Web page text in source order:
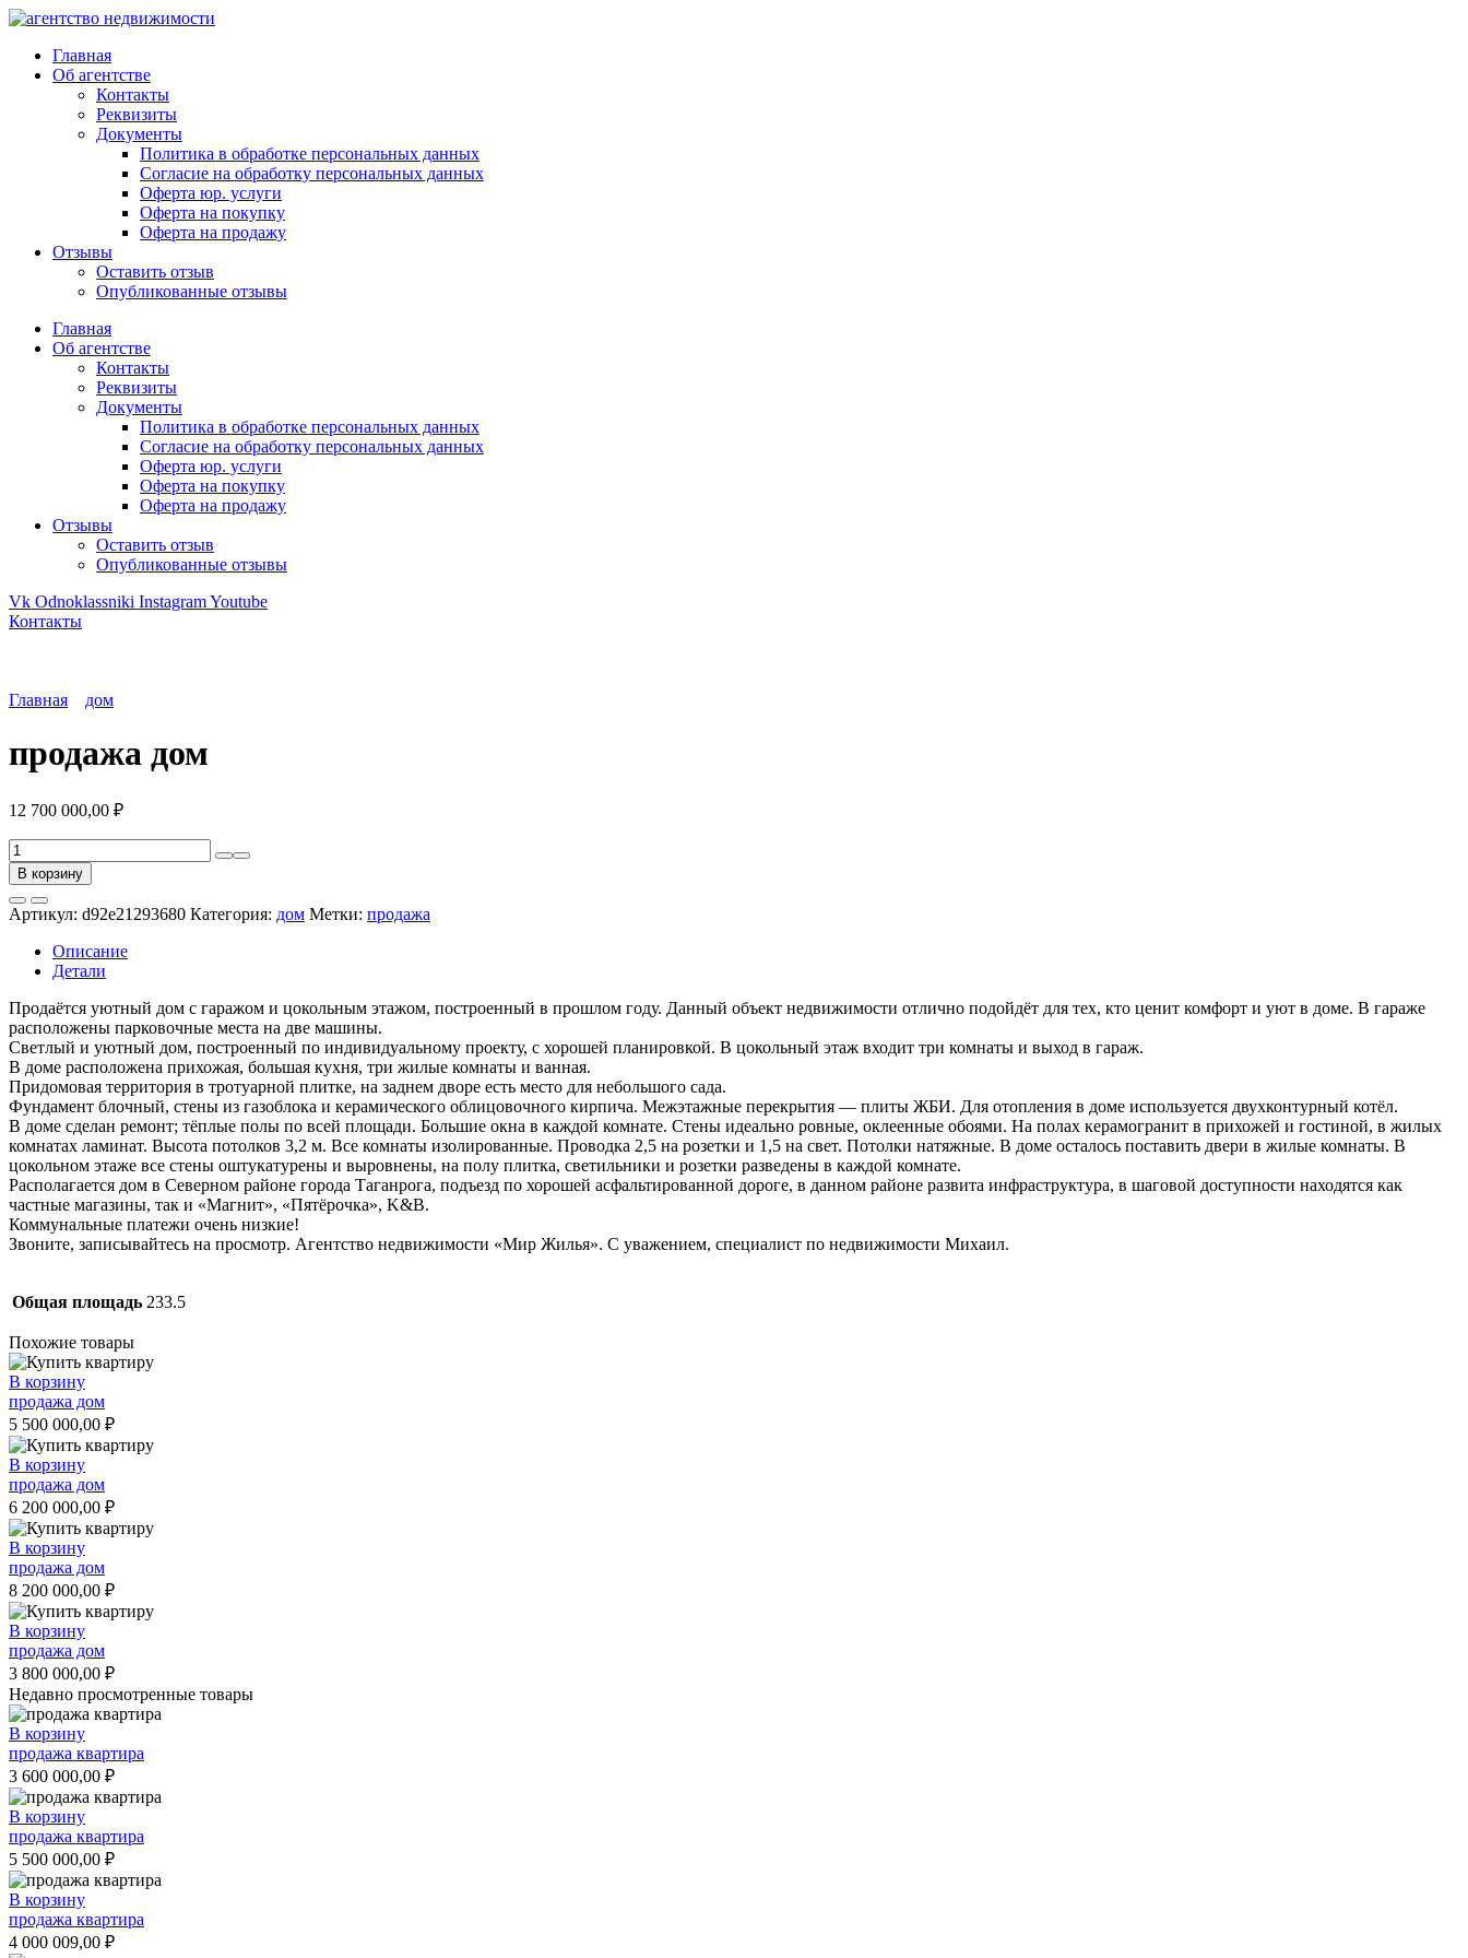
Главная
Об агентстве
Контакты
Реквизиты
Документы
Политика в обработке персональных данных
Согласие на обработку персональных данных
Оферта юр. услуги
Оферта на покупку
Оферта на продажу
Отзывы
Оставить отзыв
Опубликованные отзывы
Главная
Об агентстве
Контакты
Реквизиты
Документы
Политика в обработке персональных данных
Согласие на обработку персональных данных
Оферта юр. услуги
Оферта на покупку
Оферта на продажу
Отзывы
Оставить отзыв
Опубликованные отзывы
Vk Odnoklassniki InstagramYoutube
Контакты
Главная дом
продажа дом
12 700 000,00 ₽
Количество
товара
продажа
дом
В корзину
Артикул: d92e21293680 Категория: дом Метки: продажа
Описание
Детали
Продаётся уютный дом с гаражом и цокольным этажом, построенный в прошлом году. Данный объект недвижимости отлично подойдёт для тех, кто ценит комфорт и уют в доме. В гараже
расположены парковочные места на две машины.
Светлый и уютный дом, построенный по индивидуальному проекту, с хорошей планировкой. В цокольный этаж входит три комнаты и выход в гараж.
В доме расположена прихожая, большая кухня, три жилые комнаты и ванная.
Придомовая территория в тротуарной плитке, на заднем дворе есть место для небольшого сада.
Фундамент блочный, стены из газоблока и керамического облицовочного кирпича. Межэтажные перекрытия — плиты ЖБИ. Для отопления в доме используется двухконтурный котёл.
В доме сделан ремонт; тёплые полы по всей площади. Большие окна в каждой комнате. Стены идеально ровные, оклеенные обоями. На полах керамогранит в прихожей и гостиной, в жилых
комнатах ламинат. Высота потолков 3,2 м. Все комнаты изолированные. Проводка 2,5 на розетки и 1,5 на свет. Потолки натяжные. В доме осталось поставить двери в жилые комнаты. В
цокольном этаже все стены оштукатурены и выровнены, на полу плитка, светильники и розетки разведены в каждой комнате.
Располагается дом в Северном районе города Таганрога, подъезд по хорошей асфальтированной дороге, в данном районе развита инфраструктура, в шаговой доступности находятся как
частные магазины, так и «Магнит», «Пятёрочка», K&B.
Коммунальные платежи очень низкие!
Звоните, записывайтесь на просмотр. Агентство недвижимости «Мир Жилья». С уважением, специалист по недвижимости Михаил.
Общая площадь 233.5
Похожие товары
В корзину
продажа дом
5 500 000,00 ₽
В корзину
продажа дом
6 200 000,00 ₽
В корзину
продажа дом
8 200 000,00 ₽
В корзину
продажа дом
3 800 000,00 ₽
Недавно просмотренные товары
В корзину
продажа квартира
3 600 000,00 ₽
В корзину
продажа квартира
5 500 000,00 ₽
В корзину
продажа квартира
4 000 009,00 ₽